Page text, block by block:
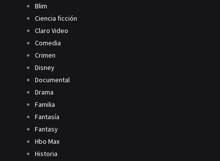
Blim
Ciencia ficción
Claro Video
Comedia
Crimen
Disney
Documental
Drama
Familia
Fantasía
Fantasy
Hbo Max
Historia